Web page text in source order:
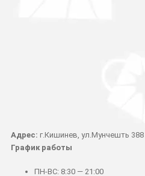
Адрес: г.Кишинев, ул.Мунчешть 388
График работы
ПН-ВС: 8:30 — 21:00